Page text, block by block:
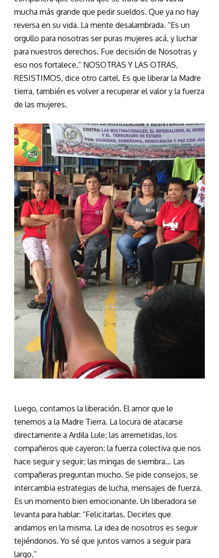
mucha más grande que pedir sueldos. Que ya no hay
reversa en su vida. La mente desalambrada. “Es un
orgullo para nosotras ser puras mujeres acá, y luchar
para nuestros derechos. Fue decisión de Nosotras y
eso nos fortalece.” NOSOTRAS Y LAS OTRAS,
RESISTIMOS, dice otro cartel. Es que liberar la Madre
tierra, también es volver a recuperar el valor y la fuerza
de las mujeres.
Luego, contamos la liberación. El amor que le
tenemos a la Madre Tierra. La locura de atacarse
directamente a Ardila Lule; las arremetidas, los
compañeros que cayeron; la fuerza colectiva que nos
hace seguir y seguir; las mingas de siembra… Las
compañeras preguntan mucho. Se pide consejos, se
intercambia estrategias de lucha, mensajes de fuerza.
Es un momento bien emocionante. Un liberadora se
levanta para hablar: “Felicitarlas. Decirles que
andamos en la misma. La idea de nosotros es seguir
tejiéndonos. Yo sé que juntos vamos a seguir para
largo.”